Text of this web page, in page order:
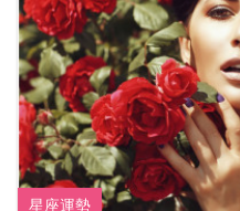
星座運勢